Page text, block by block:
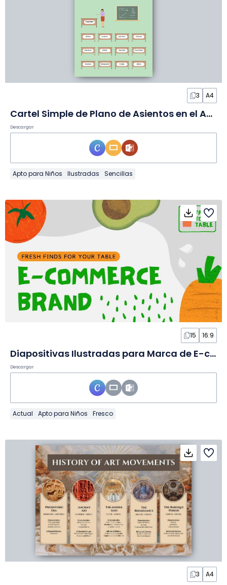
3 A4
Cartel Simple de Plano de Asientos en el Aula en Póster
Descargar
Apto para Niños Ilustradas Sencillas
15 16:9
Diapositivas Ilustradas para Marca de E-commerce
Descargar
Actual Apto para Niños Fresco
3 A4